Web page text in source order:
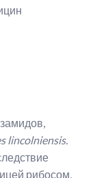
lincolniensis.
рибосом,